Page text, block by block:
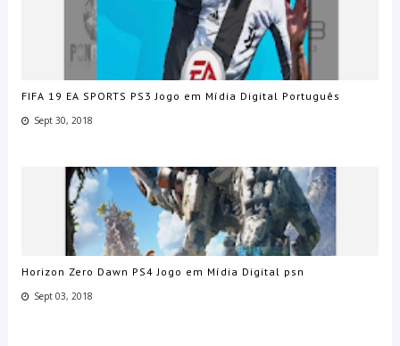
FIFA 19 EA SPORTS PS3 Jogo em Mídia Digital Português
Sept 30, 2018
Horizon Zero Dawn PS4 Jogo em Mídia Digital psn
Sept 03, 2018